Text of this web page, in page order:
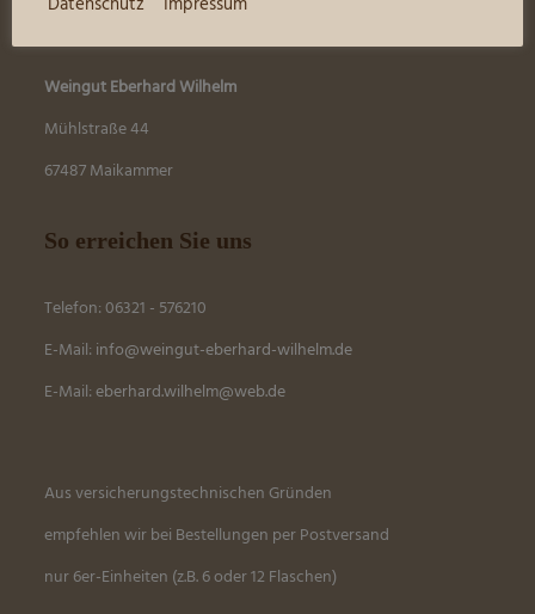
Unsere Anschrift
Weingut Eberhard Wilhelm
Mühlstraße 44
67487 Maikammer
So erreichen Sie uns
Telefon: 06321 - 576210
E-Mail: info@weingut-eberhard-wilhelm.de
E-Mail:eberhard.wilhelm@web.de
Aus versicherungstechnischen Gründen
empfehlen wir bei Bestellungen per Postversand
nur 6er-Einheiten (z.B. 6 oder 12 Flaschen)